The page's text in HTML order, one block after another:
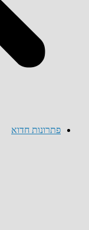
פתרונות חדוא